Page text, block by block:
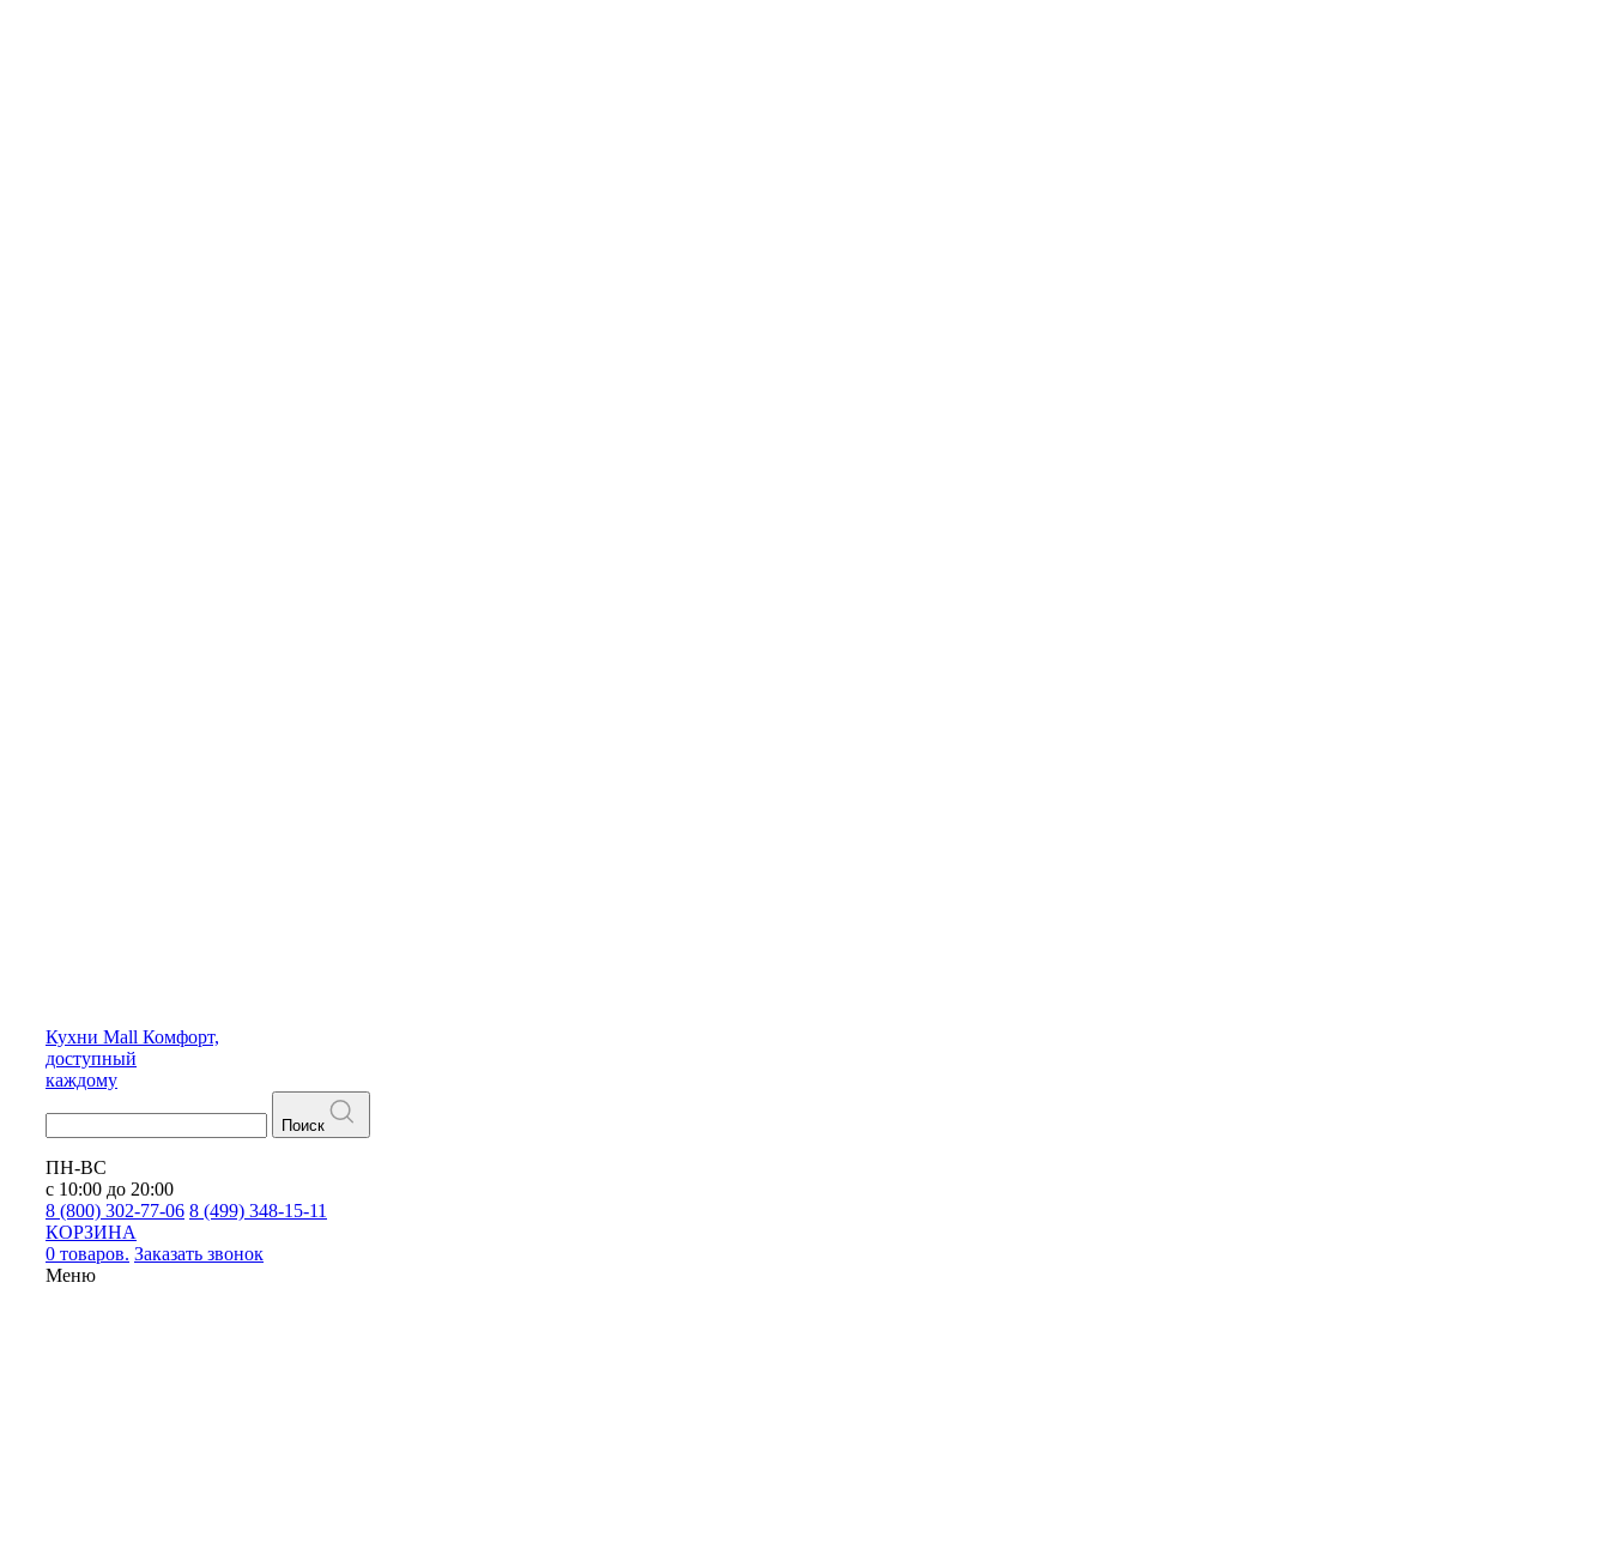
Кухни Mall Комфорт,
доступный
каждому
Поиск
ПН-ВС
с 10:00 до 20:00
8 (800) 302-77-06 8 (499) 348-15-11
КОРЗИНА
0 товаров. Заказать звонок
Меню